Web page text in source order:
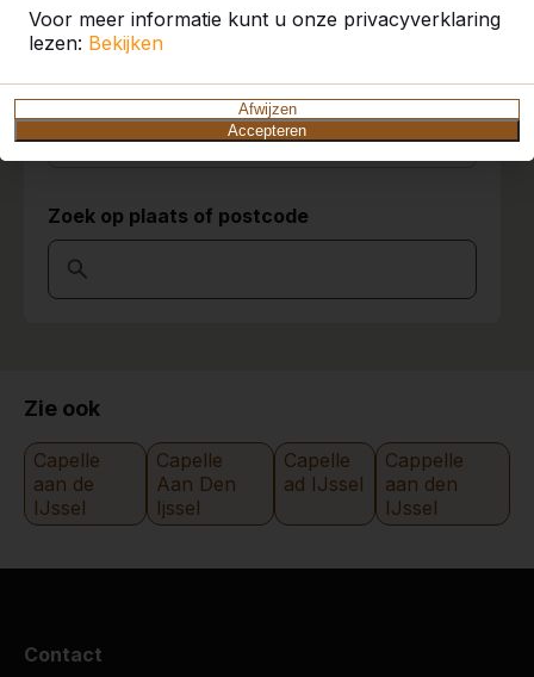
Voor meer informatie kunt u onze privacyverklaring
lezen: Bekijken
Afwijzen
Accepteren
9
alles zoals het hoort.
10-03-2015
Alles weergeven
Categorie
Alles weergeven
Zoek op plaats of postcode
Zie ook
Capelle
aan de
IJssel
Capelle
Aan Den
Ijssel
Capelle
ad IJssel
Cappelle
aan den
IJssel
Contact